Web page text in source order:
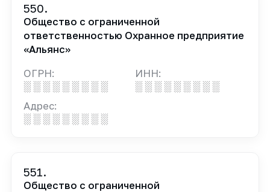
550.
Общество с ограниченной
ответственностью Охранное предприятие
«Альянс»
ОГРН:
░ ░ ░ ░ ░ ░ ░ ░ ░
ИНН:
░ ░ ░ ░ ░ ░ ░ ░ ░
Адрес:
░ ░ ░ ░ ░ ░ ░ ░ ░
551.
Общество с ограниченной